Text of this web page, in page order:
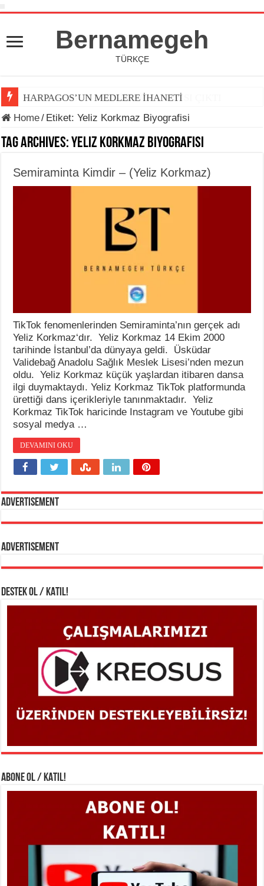
Bernamegeh
TÜRKÇE
HARPAGOS’UN MEDLERE İHANETİ
Home/ Etiket:Yeliz Korkmaz Biyografisi
Tag Archives:Yeliz Korkmaz Biyografisi
Semiraminta Kimdir – (Yeliz Korkmaz)
TikTok fenomenlerinden Semiraminta’nın gerçek adı
Yeliz Korkmaz‘dır. Yeliz Korkmaz 14 Ekim 2000
tarihinde İstanbul’da dünyaya geldi. Üsküdar
Validebağ Anadolu Sağlık Meslek Lisesi’nden mezun
oldu. Yeliz Korkmaz küçük yaşlardan itibaren dansa
ilgi duymaktaydı. Yeliz Korkmaz TikTok platformunda
ürettiği dans içerikleriyle tanınmaktadır. Yeliz
Korkmaz TikTok haricinde Instagram ve Youtube gibi
sosyal medya …
DEVAMINI OKU
Advertisement
Advertisement
DESTEK OL / KATIL!
ABONE OL / KATIL!